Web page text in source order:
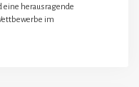
eine herausragende
im